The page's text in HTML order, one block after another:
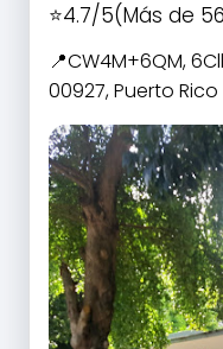
4.7/5(Más de
CW4M+6QM,
00927, Puerto Rico